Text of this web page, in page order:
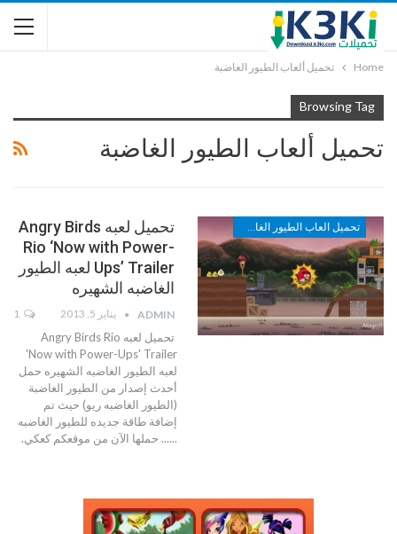
Home تحميل ألعاب الطيور الغاضبة
Browsing Tag
تحميل ألعاب الطيور الغاضبة
تحميل العاب الطيور الغاضبه
تحميل لعبه Angry Birds
Rio ‘Now with Power-
Ups’ Trailer لعبه الطيور
الغاضبه الشهيره
ADMIN يناير 5, 2013
تحميل لعبه Angry Birds Rio
'Now with Power-Ups' Trailer
لعبه الطيور الغاضبه الشهيره حمل
أحدث إصدار من الطيور الغاضبة
(الطيور الغاضبه ريو) حيث تم
إضافة طاقة جديده للطيور الغاضبه
...... حملها الآن من موقعكم كعكي.